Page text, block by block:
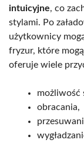
intuicyjne, co
stylami. Po
użytkownicy
fryzur, które
oferuje wiele
możliwość
obracania,